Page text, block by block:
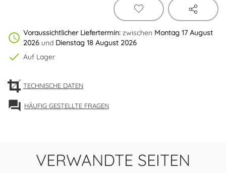
schedule Voraussichtlicher Liefertermin: zwischen Montag 17 August
2026 und Dienstag 18 August 2026
check Auf Lager
TECHNISCHE DATEN
forum HÄUFIG GESTELLTE FRAGEN
VERWANDTE SEITEN